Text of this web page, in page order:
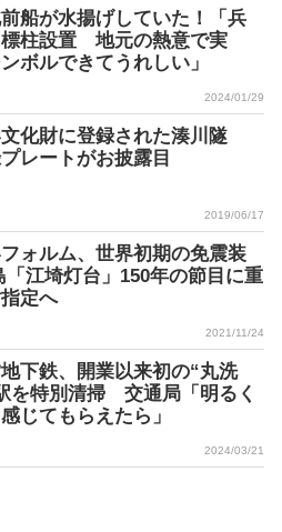
船が水揚げしていた！「兵
標柱設置 地元の熱意で実
ボルできてうれしい」
2024/01/29
化財に登録された湊川隧
レートがお披露目
2019/06/17
ォルム、世界初期の免震装
「江埼灯台」150年の節目に重
指定へ
2021/11/24
下鉄、開業以来初の“丸洗
特別清掃 交通局「明るく
じてもらえたら」
2024/03/21